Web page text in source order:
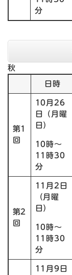
分
秋
日時
第1
回
10月26
日（月曜
日）
10時〜
11時30
分
第2
回
11月2日
（月曜
日）
10時〜
11時30
分
11月9日